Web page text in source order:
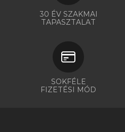
30 ÉV SZAKMAI
TAPASZTALAT
SOKFÉLE
FIZETÉSI MÓD